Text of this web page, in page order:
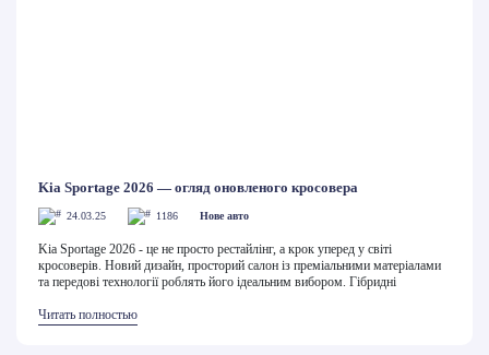
Kia Sportage 2026 — огляд оновленого кросовера
24.03.25 1186 Нове авто
Kia Sportage 2026 - це не просто рестайлінг, а крок уперед у світі
кросоверів. Новий дизайн, просторий салон із преміальними матеріалами
та передові технології роблять його ідеальним вибором. Гібридні
Читать полностью